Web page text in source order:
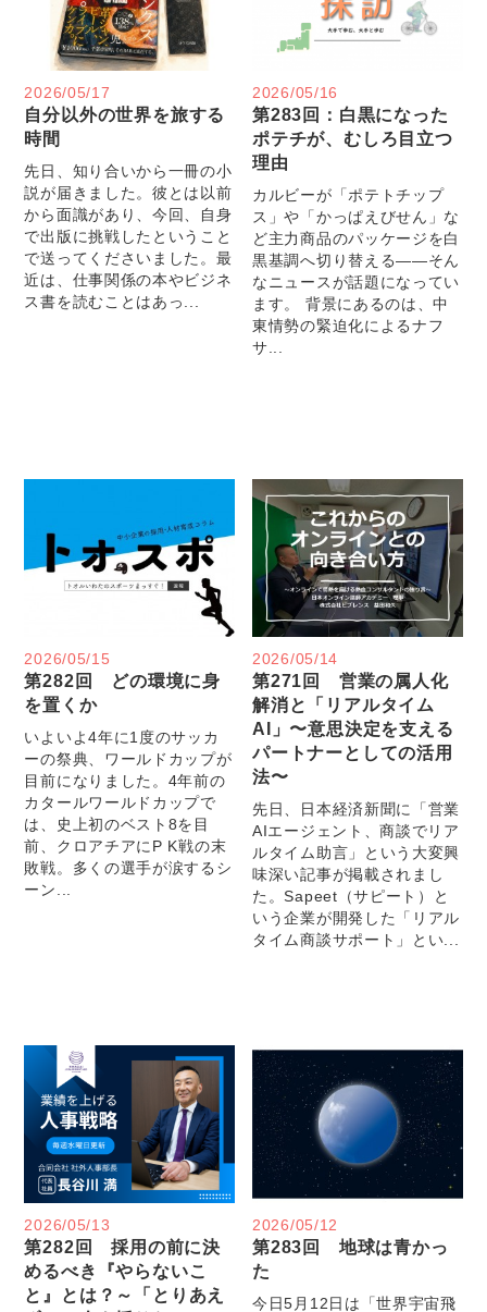
2026/05/17
自分以外の世界を旅する
時間
先日、知り合いから一冊の小
説が届きました。彼とは以前
から面識があり、今回、自身
で出版に挑戦したということ
で送ってくださいました。最
近は、仕事関係の本やビジネ
ス書を読むことはあっ...
2026/05/16
第283回：白黒になった
ポテチが、むしろ目立つ
理由
カルビーが「ポテトチップ
ス」や「かっぱえびせん」な
ど主力商品のパッケージを白
黒基調へ切り替える――そん
なニュースが話題になってい
ます。 背景にあるのは、中
東情勢の緊迫化によるナフ
サ...
2026/05/15
第282回 どの環境に身
を置くか
いよいよ4年に1度のサッカ
ーの祭典、ワールドカップが
目前になりました。4年前の
カタールワールドカップで
は、史上初のベスト8を目
前、クロアチアにP K戦の末
敗戦。多くの選手が涙するシ
ーン...
2026/05/14
第271回 営業の属人化
解消と「リアルタイム
AI」〜意思決定を支える
パートナーとしての活用
法〜
先日、日本経済新聞に「営業
AIエージェント、商談でリア
ルタイム助言」という大変興
味深い記事が掲載されまし
た。Sapeet（サピート）と
いう企業が開発した「リアル
タイム商談サポート」とい...
2026/05/13
第282回 採用の前に決
めるべき『やらないこ
と』とは？～「とりあえ
2026/05/12
第283回 地球は青かっ
た
今日5月12日は「世界宇宙飛